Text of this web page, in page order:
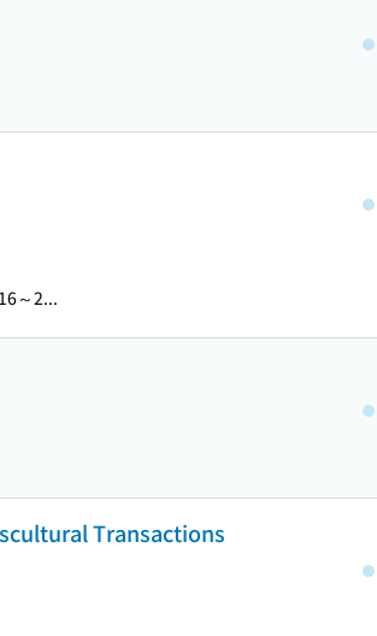
～2...
Transactions